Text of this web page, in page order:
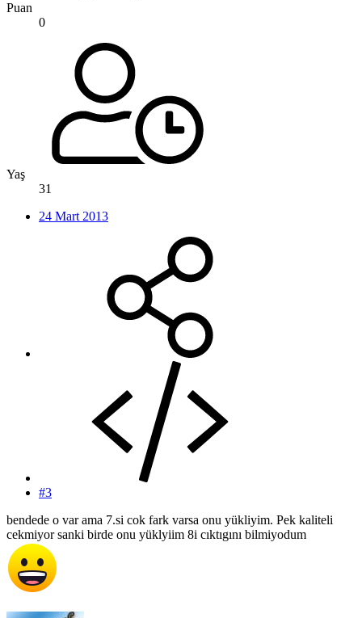
Puan
0
Yaş
31
24 Mart 2013
#3
bendede o var ama 7.si cok fark varsa onu yükliyim. Pek kaliteli
cekmiyor sanki birde onu yüklyiim 8i cıktıgını bilmiyodum